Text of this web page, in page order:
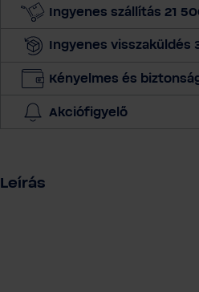
Ingyenes szállítás 21
Ingyenes visszaküldés
Kényelmes és
Akciófigyelő
Leírás